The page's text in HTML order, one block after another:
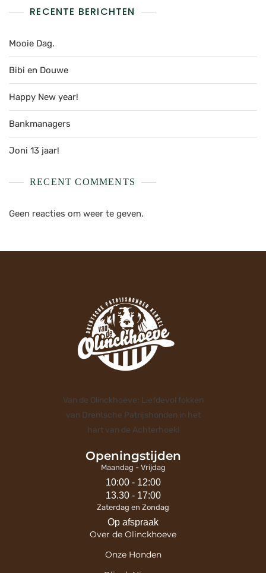
RECENTE BERICHTEN
Mooie Dag.
Bibi en Douwe
Happy New year!
Bankmanagers
Joni 13 jaar!
RECENT COMMENTS
Geen reacties om weer te geven.
Van de Olinckhoeve: Liefdevol fokken
van Drentsche Patrijshonden in het
hart van de Achterhoek!
Openingstijden
Maandag - Vrijdag
10:00 - 12:00
13.30 - 17:00
Zaterdag en Zondag
Op afspraak
Over de Olinckhoeve
Onze Honden